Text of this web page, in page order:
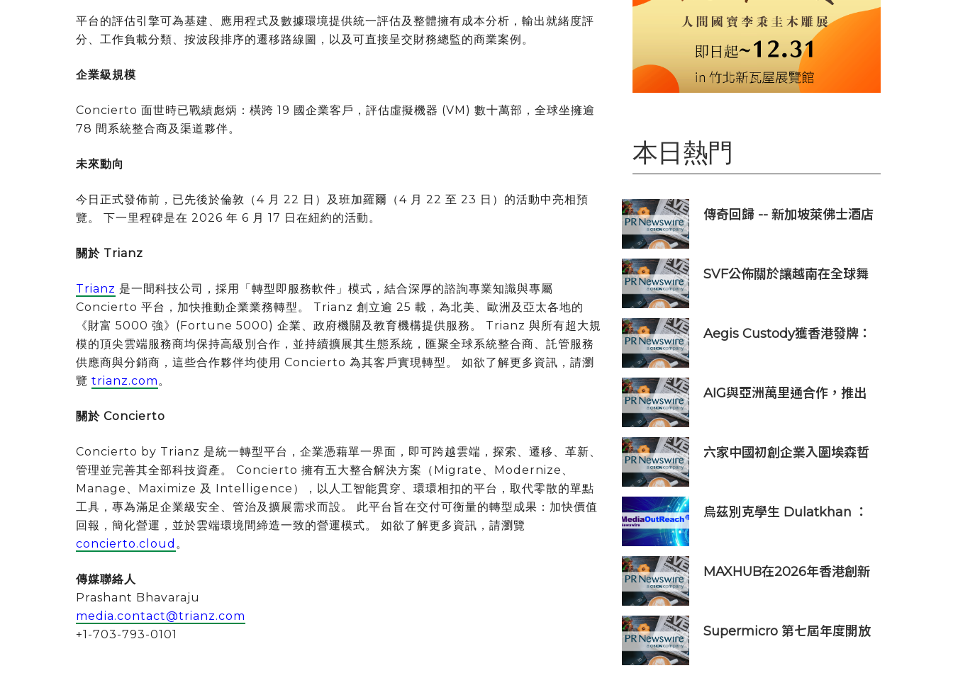
平台的評估引擎可為基建、應用程式及數據環境提供統一評估及整體擁有成本分析，輸出就緒度評
分、工作負載分類、按波段排序的遷移路線圖，以及可直接呈交財務總監的商業案例。
企業級規模
Concierto 面世時已戰績彪炳：橫跨 19 國企業客戶，評估虛擬機器 (VM) 數十萬部，全球坐擁逾
78 間系統整合商及渠道夥伴。
未來動向
今日正式發佈前，已先後於倫敦（4 月 22 日）及班加羅爾（4 月 22 至 23 日）的活動中亮相預
覽。 下一里程碑是在 2026 年 6 月 17 日在紐約的活動。
關於 Trianz
Trianz 是一間科技公司，採用「轉型即服務軟件」模式，結合深厚的諮詢專業知識與專屬
Concierto 平台，加快推動企業業務轉型。 Trianz 創立逾 25 載，為北美、歐洲及亞太各地的
《財富 5000 強》(Fortune 5000) 企業、政府機關及教育機構提供服務。 Trianz 與所有超大規
模的頂尖雲端服務商均保持高級別合作，並持續擴展其生態系統，匯聚全球系統整合商、託管服務
供應商與分銷商，這些合作夥伴均使用 Concierto 為其客戶實現轉型。 如欲了解更多資訊，請瀏
覽 trianz.com。
關於 Concierto
Concierto by Trianz 是統一轉型平台，企業憑藉單一界面，即可跨越雲端，探索、遷移、革新、
管理並完善其全部科技資產。 Concierto 擁有五大整合解決方案（Migrate、Modernize、
Manage、Maximize 及 Intelligence），以人工智能貫穿、環環相扣的平台，取代零散的單點
工具，專為滿足企業級安全、管治及擴展需求而設。 此平台旨在交付可衡量的轉型成果：加快價值
回報，簡化營運，並於雲端環境間締造一致的營運模式。 如欲了解更多資訊，請瀏覽
concierto.cloud 。
傳媒聯絡人
Prashant Bhavaraju
media.contact@trianz.com
+1-703-793-0101
本日熱門
傳奇回歸 -- 新加坡萊佛士酒店
SVF公佈關於讓越南在全球舞
Aegis Custody獲香港發牌：
AIG與亞洲萬里通合作，推出
六家中國初創企業入圍埃森哲
烏茲別克學生 Dulatkhan ：
MAXHUB在2026年香港創新
Supermicro 第七屆年度開放